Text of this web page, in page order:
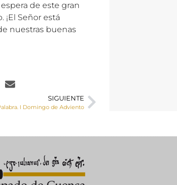
de este gran
Señor está
nuestras buenas
SIGUIENTE
I Domingo de Adviento